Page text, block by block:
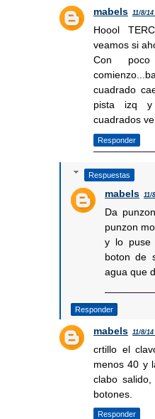
mabels 11/8/14
Hoool
veamos si
Con
cuadrado
pista izq
cuadrados
Responder
Respuestas
mabels 11/
Da
punzon
y lo puse
boton de
agua que
Responder
mabels 11/8/14
crtillo el
menos 40 y
clabo
botones.
Responder